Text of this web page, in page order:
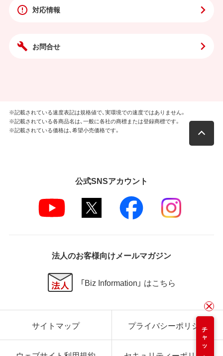
対応情報
お問合せ
チャット
※記載されている速度表記は規格値で、実環境での速度ではありません。
※記載されている各商品名は、一般に各社の商標または登録商標です。
※記載されている価格は、希望小売価格です。
公式SNSアカウント
法人のお客様向けメールマガジン
「Biz Information」 はこちら
サイトマップ プライバシーポリシー